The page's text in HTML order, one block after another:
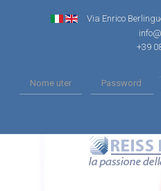
Via Enrico
+39